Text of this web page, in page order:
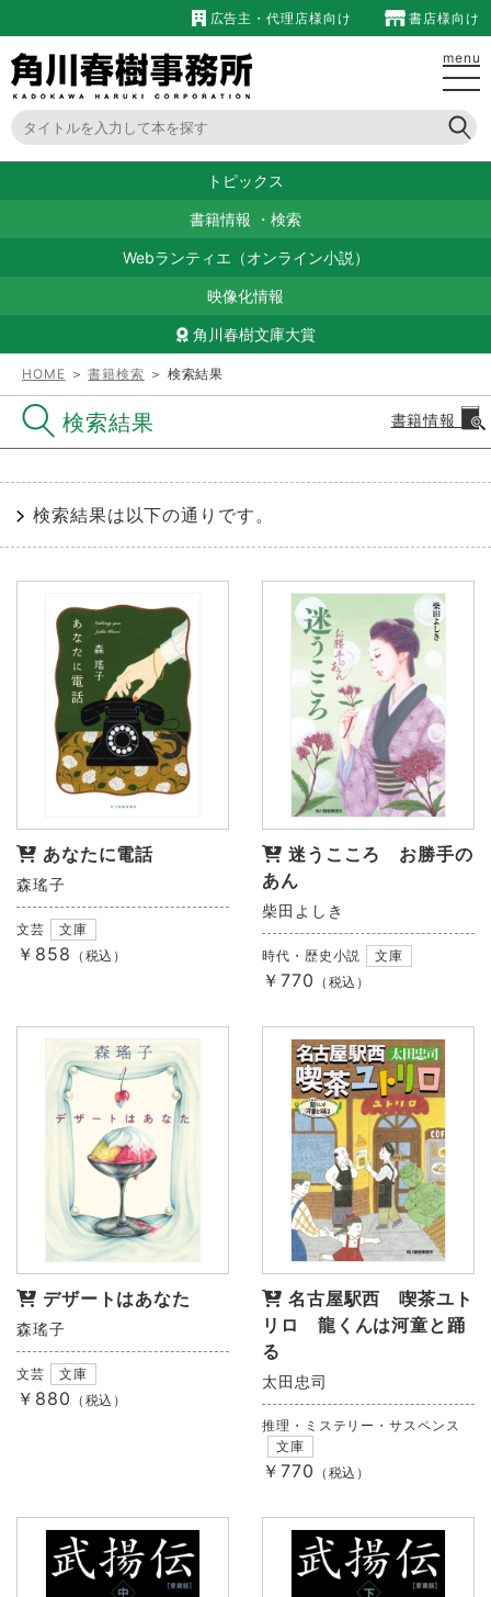
広告主・代理店様向け 書店様向け
menu
トピックス
書籍情報 ・ 検索
Webランティエ（オンライン小説）
映像化情報
角川春樹文庫大賞
HOME ＞書籍検索 ＞ 検索結果
検索結果 書籍情報
検索結果は以下の通りです。
あなたに電話
森瑤子
文芸 文庫
￥858 （税込）
迷うこころ お勝手の
あん
柴田よしき
時代・歴史小説 文庫
￥770 （税込）
デザートはあなた
森瑤子
文芸 文庫
￥880 （税込）
名古屋駅西 喫茶ユト
リロ 龍くんは河童と踊
る
太田忠司
推理・ミステリー・サスペンス
文庫
￥770 （税込）